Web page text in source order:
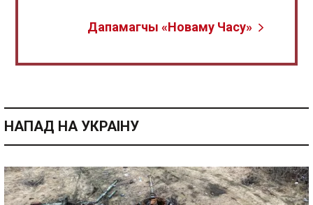
Дапамагчы «Новаму Часу»
НАПАД НА УКРАІНУ